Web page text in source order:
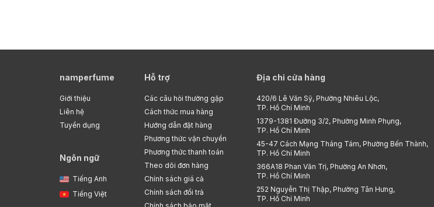
namperfume
Giới thiệu
Liên hệ
Tuyển dụng
Ngôn ngữ
Tiếng Anh
Tiếng Việt
Hỗ trợ
Các câu hỏi thường gặp
Cách thức mua hàng
Hướng dẫn đặt hàng
Phương thức vận chuyển
Phương thức thanh toán
Theo dõi đơn hàng
Chính sách giá cả
Chính sách đổi trả
Địa chỉ cửa hàng
420/6 Lê Văn Sỹ, Phường Nhiêu Lộc,
TP. Hồ Chí Minh
1379-1381 Đường 3/2, Phường Minh Phụng,
TP. Hồ Chí Minh
45-47 Cách Mạng Tháng Tám, Phường Bến Thành,
TP. Hồ Chí Minh
366A18 Phan Văn Trị, Phường An Nhơn,
TP. Hồ Chí Minh
252 Nguyễn Thị Thập, Phường Tân Hưng,
TP. Hồ Chí Minh